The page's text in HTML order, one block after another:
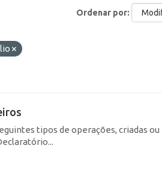
Ordenar por
tipos de operações, criadas ou